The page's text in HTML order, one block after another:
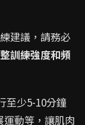
建議，請務必
訓練強度和頻
至少5-10分鐘
動等，讓肌肉